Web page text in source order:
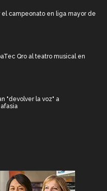
el campeonato en liga mayor de
Qro al teatro musical en
"devolver la voz" a